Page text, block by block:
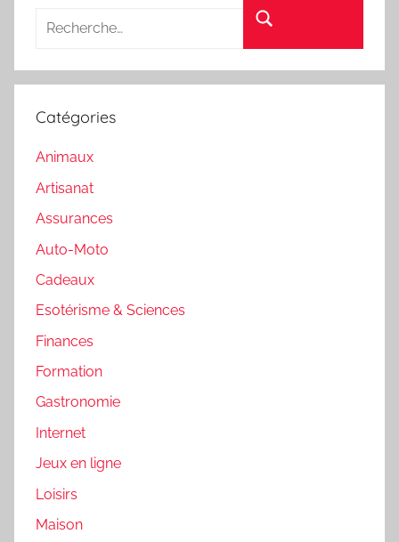
Catégories
Animaux
Artisanat
Assurances
Auto-Moto
Cadeaux
Esotérisme & Sciences
Finances
Formation
Gastronomie
Internet
Jeux en ligne
Loisirs
Maison